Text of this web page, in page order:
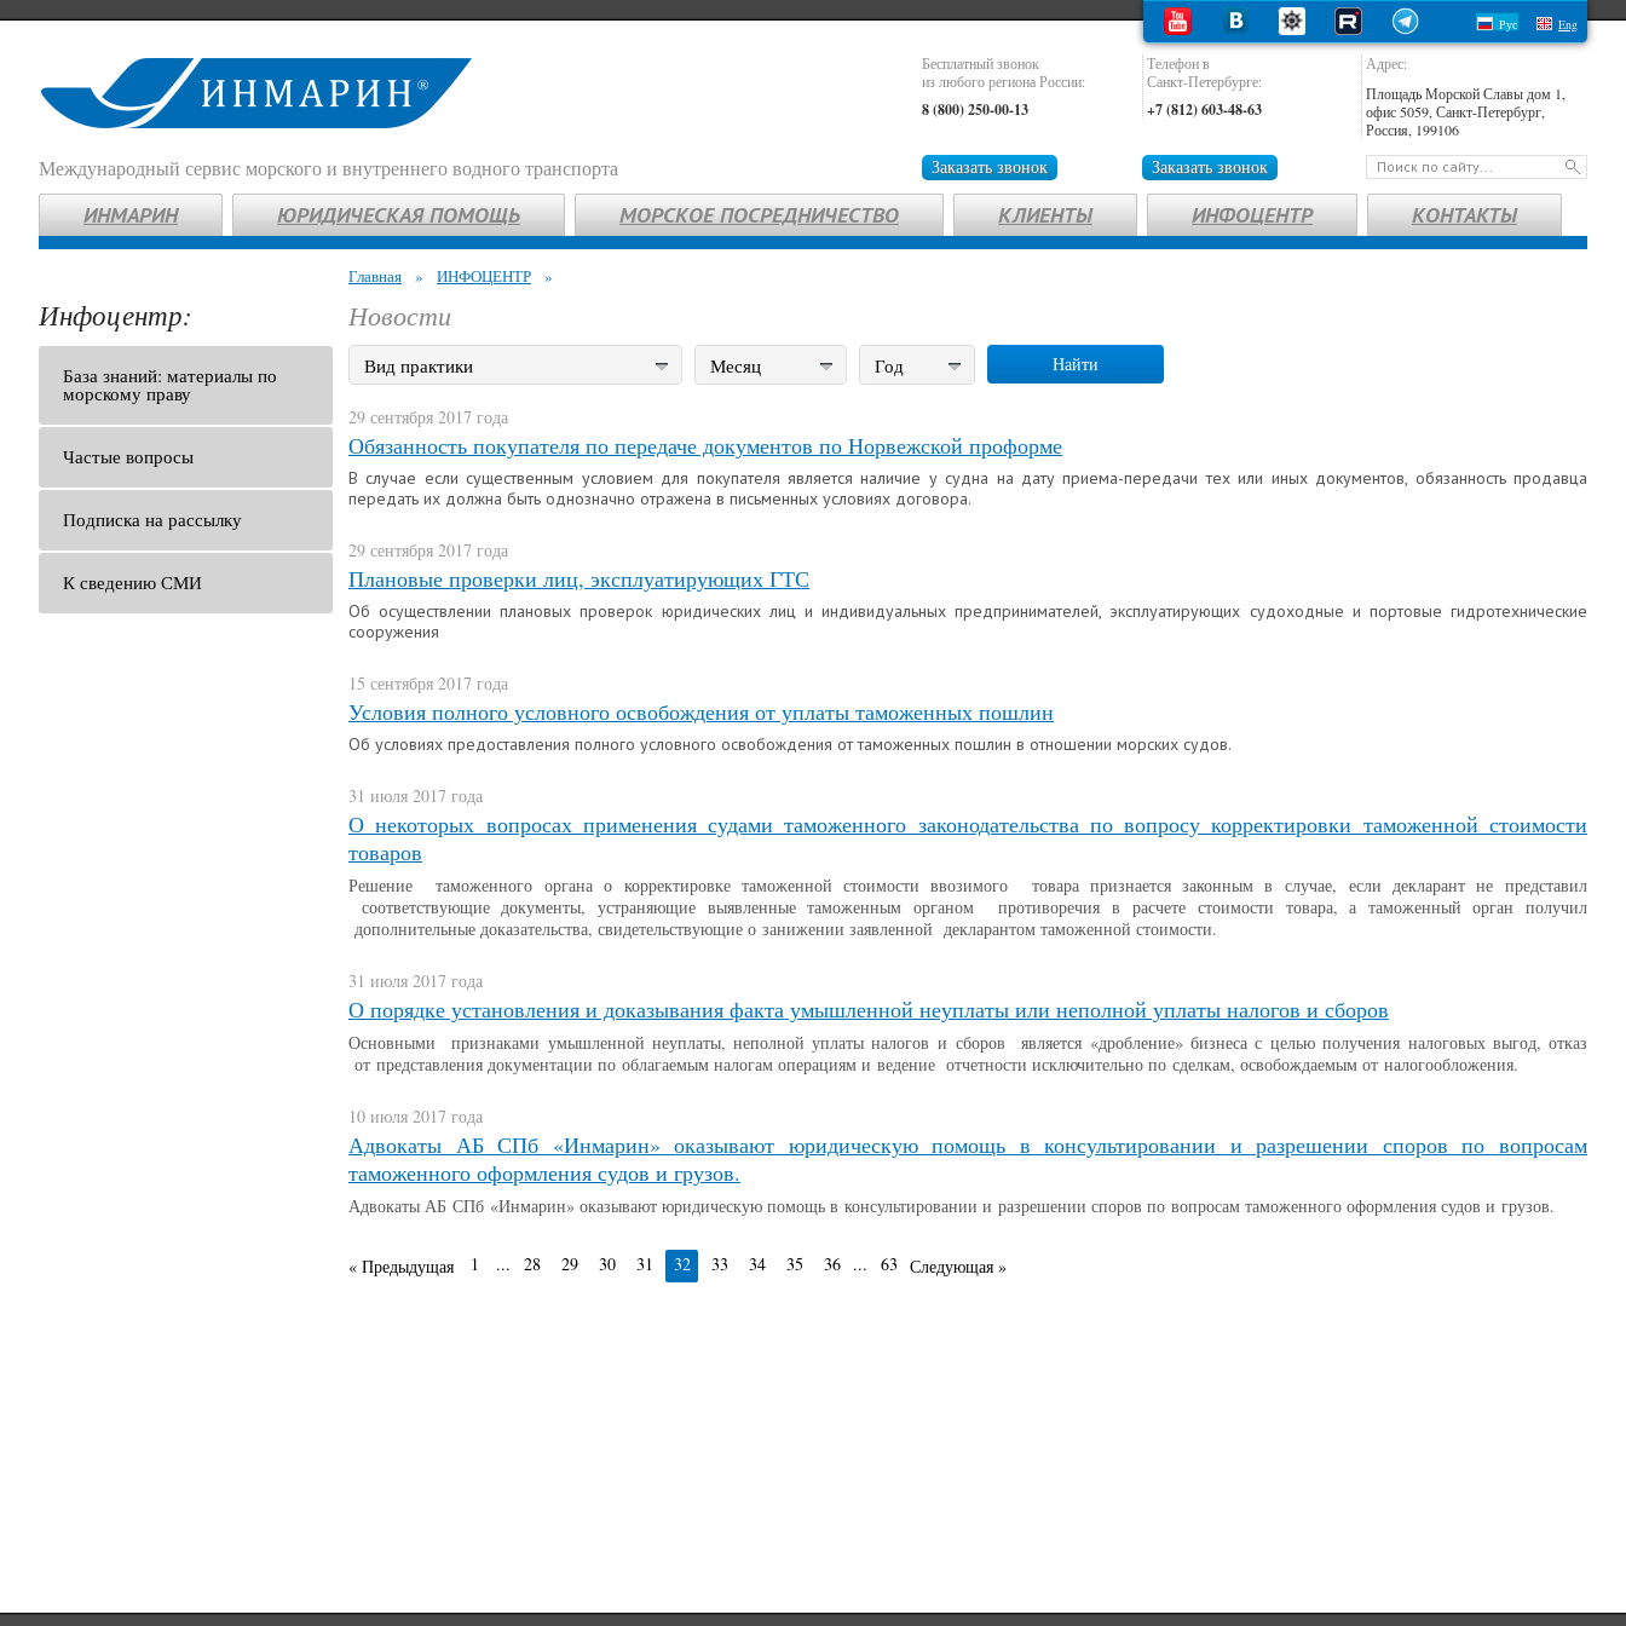
Рус Eng
Бесплатный звонок
из любого региона России:
8 (800) 250-00-13
Телефон в
Санкт-Петербурге:
+7 (812) 603-48-63
Адрес:
Площадь Морской Славы дом 1,
офис 5059, Санкт-Петербург,
Россия, 199106
Международный сервис морского и внутреннего водного транспорта Заказать звонок Заказать звонок
ИНМАРИН ЮРИДИЧЕСКАЯ ПОМОЩЬ МОРСКОЕ ПОСРЕДНИЧЕСТВО КЛИЕНТЫ ИНФОЦЕНТР КОНТАКТЫ
Инфоцентр:
База знаний: материалы по
морскому праву
Частые вопросы
Подписка на рассылку
К сведению СМИ
Главная » ИНФОЦЕНТР »
Новости
Вид практики Месяц Год Найти
29 сентября 2017 года
Обязанность покупателя по передаче документов по Норвежской проформе
В случае если существенным условием для покупателя является наличие у судна на дату приема-передачи тех или иных документов, обязанность продавца
передать их должна быть однозначно отражена в письменных условиях договора.
29 сентября 2017 года
Плановые проверки лиц, эксплуатирующих ГТС
Об осуществлении плановых проверок юридических лиц и индивидуальных предпринимателей, эксплуатирующих судоходные и портовые гидротехнические
сооружения
15 сентября 2017 года
Условия полного условного освобождения от уплаты таможенных пошлин
Об условиях предоставления полного условного освобождения от таможенных пошлин в отношении морских судов.
31 июля 2017 года
О некоторых вопросах применения судами таможенного законодательства по вопросу корректировки таможенной стоимости
товаров
Решение таможенного органа о корректировке таможенной стоимости ввозимого товара признается законным в случае, если декларант не представил
соответствующие документы, устраняющие выявленные таможенным органом противоречия в расчете стоимости товара, а таможенный орган получил
дополнительные доказательства, свидетельствующие о занижении заявленной декларантом таможенной стоимости.
31 июля 2017 года
О порядке установления и доказывания факта умышленной неуплаты или неполной уплаты налогов и сборов
Основными признаками умышленной неуплаты, неполной уплаты налогов и сборов является «дробление» бизнеса с целью получения налоговых выгод, отказ
от представления документации по облагаемым налогам операциям и ведение отчетности исключительно по сделкам, освобождаемым от налогообложения.
10 июля 2017 года
Адвокаты АБ СПб «Инмарин» оказывают юридическую помощь в консультировании и разрешении споров по вопросам
таможенного оформления судов и грузов.
Адвокаты АБ СПб «Инмарин» оказывают юридическую помощь в консультировании и разрешении споров по вопросам таможенного оформления судов и грузов.
« Предыдущая 1 ... 28 29 30 31 32 33 34 35 36 ... 63 Следующая »